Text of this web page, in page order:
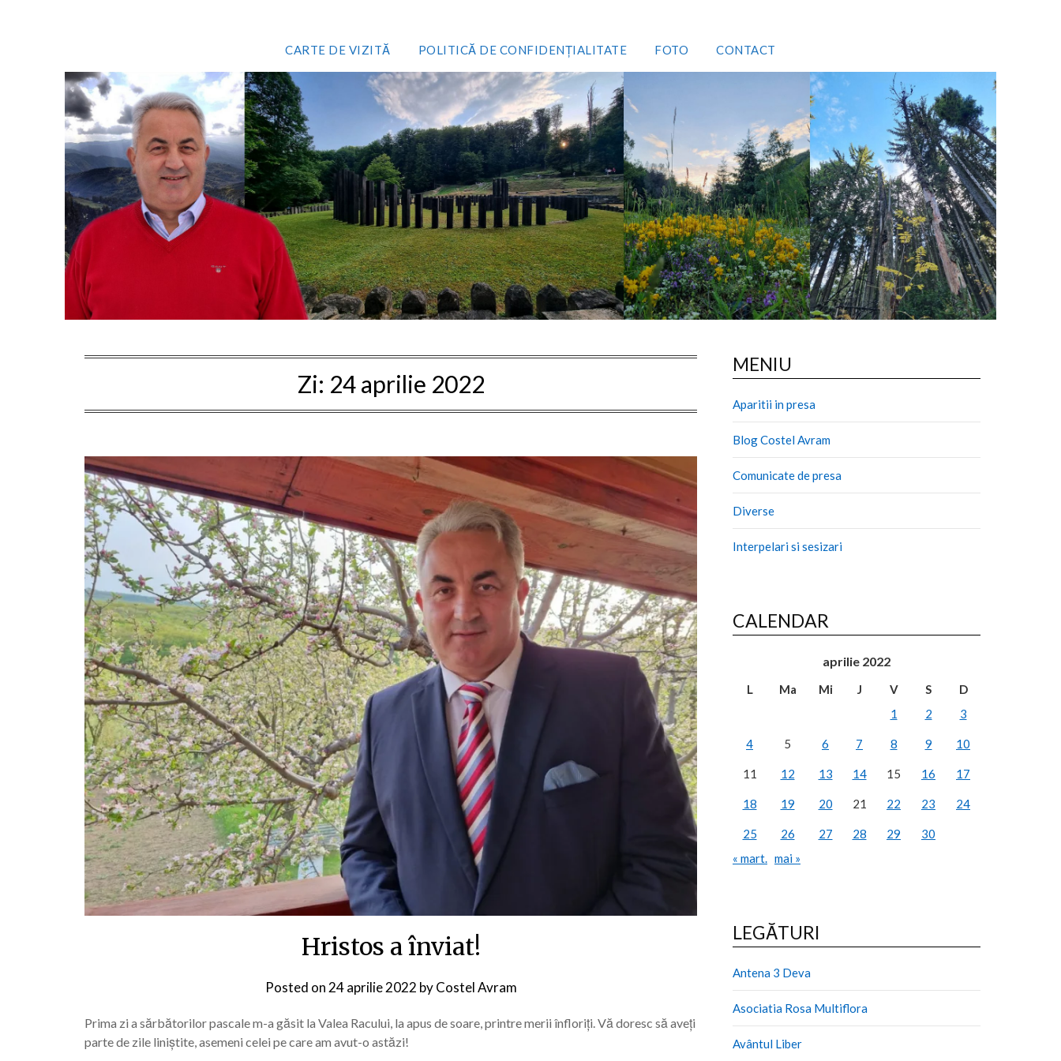
CARTE DE VIZITĂ POLITICĂ DE CONFIDENȚIALITATE FOTO CONTACT
Zi: 24 aprilie 2022
Hristos a înviat!
Posted on24 aprilie 2022 byCostel Avram
Prima zi a sărbătorilor pascale m-a găsit la Valea Racului, la apus de soare, printre merii înfloriți. Vă doresc să aveți
parte de zile liniștite, asemeni celei pe care am avut-o astăzi!
MENIU
Aparitii in presa
Blog Costel Avram
Comunicate de presa
Diverse
Interpelari si sesizari
CALENDAR
aprilie 2022
L Ma Mi J V S
D
1
2 3
4 5 6 7 8 9 10
11 12 13 14 15 16 17
18 19 20 21 22 23 24
25 26 27 28 29
30
« mart. mai »
LEGĂTURI
Antena 3 Deva
Asociatia Rosa Multiflora
Avântul Liber